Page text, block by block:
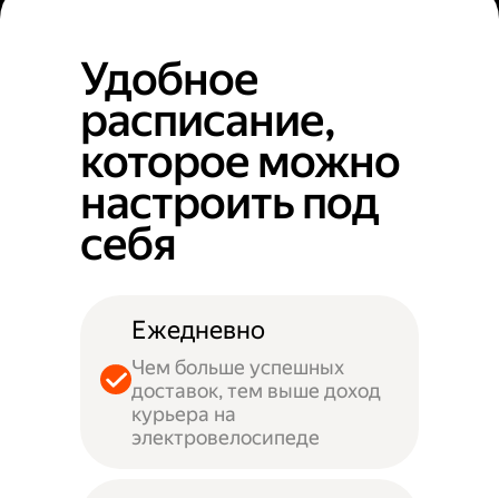
Удобное
расписание,
которое можно
настроить под
себя
Ежедневно
Чем больше успешных
доставок, тем выше доход
курьера на
электровелосипеде